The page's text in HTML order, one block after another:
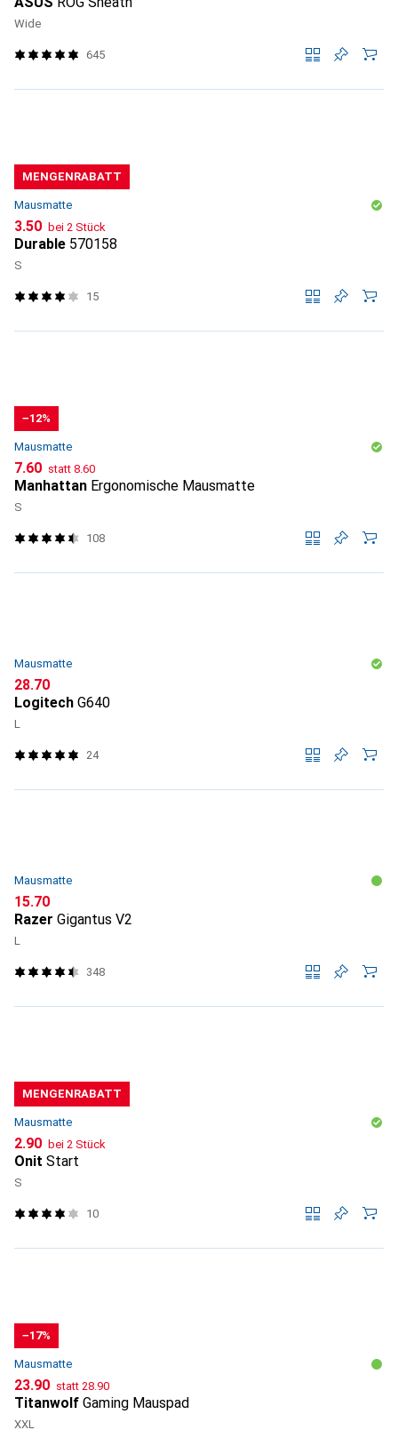
Wide
645
MENGENRABATT
Mausmatte
CHF
3.50 bei 2 Stück
Durable 570158
S
15
−12%
Mausmatte
CHF
7.60 statt CHF
8.60
Manhattan Ergonomische Mausmatte
S
108
Mausmatte
CHF
28.70
Logitech G640
L
24
Mausmatte
CHF
15.70
Razer Gigantus V2
L
348
MENGENRABATT
Mausmatte
CHF
2.90 bei 2 Stück
Onit Start
S
10
−17%
Mausmatte
CHF
23.90 statt CHF
28.90
Titanwolf Gaming Mauspad
XXL